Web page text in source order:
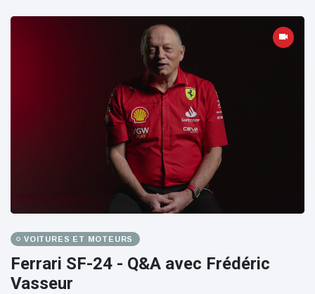
VOITURES ET MOTEURS
Ferrari SF-24 - Q&A avec Frédéric
Vasseur